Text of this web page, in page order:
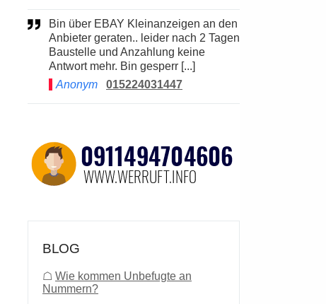
Bin über EBAY Kleinanzeigen an den
Anbieter geraten.. leider nach 2 Tagen
Baustelle und Anzahlung keine
Antwort mehr. Bin gesperr [...]
Anonym
015224031447
BLOG
☖ Wie kommen Unbefugte an
Nummern?